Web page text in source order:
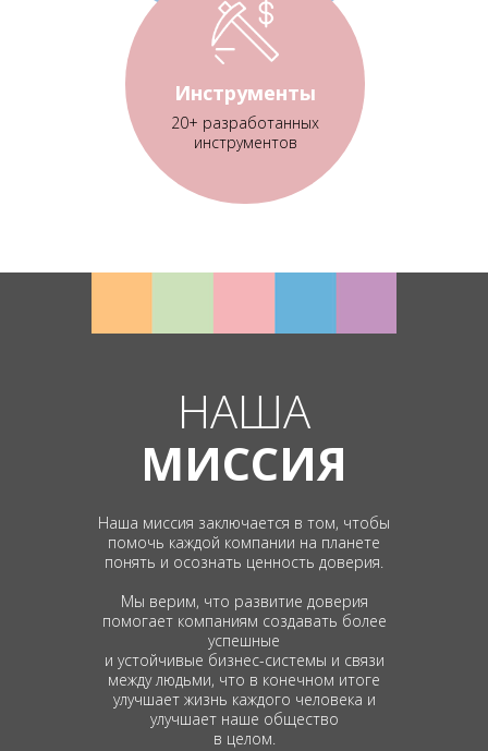
Инструменты
20+ разработанных
инструментов
Наша миссия заключается в том, чтобы
помочь каждой компании на планете
понять и осознать ценность доверия.
Мы верим, что развитие доверия
помогает компаниям создавать более
успешные
и устойчивые бизнес-системы и связи
между людьми, что в конечном итоге
улучшает жизнь каждого человека и
улучшает наше общество
в целом.
НАША
МИССИЯ